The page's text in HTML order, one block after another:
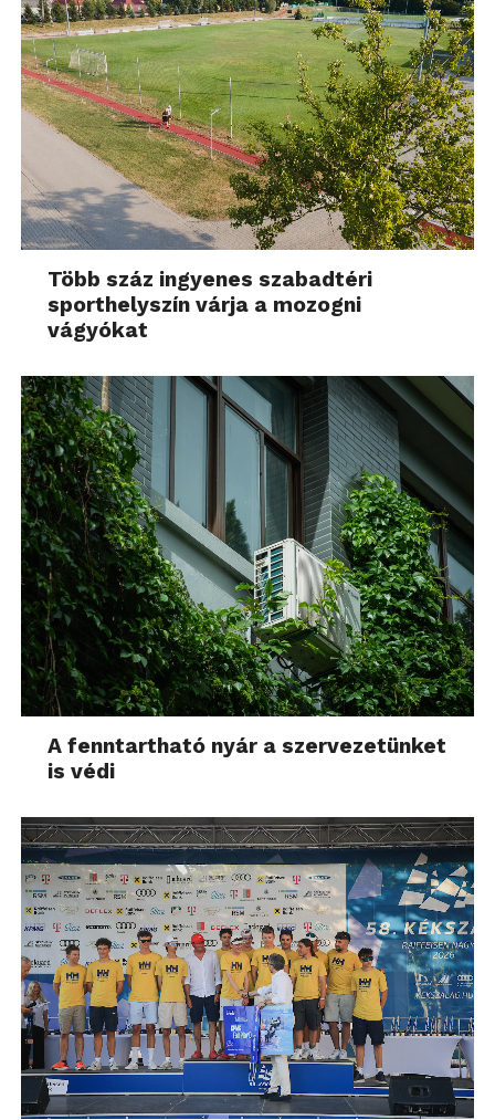
Több száz ingyenes szabadtéri
sporthelyszín várja a mozogni
vágyókat
A fenntartható nyár a szervezetünket
is védi